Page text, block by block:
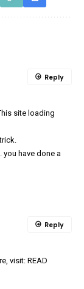
site loading
you have done a
Reply
visit: READ
Reply